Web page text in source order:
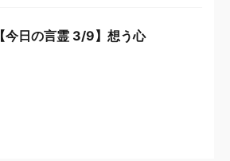
【今日の言霊 3/9】想う心